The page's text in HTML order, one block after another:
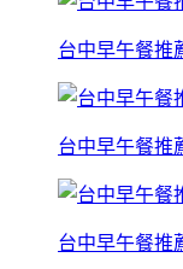
台中早午餐推
台中早午餐推
台中早午餐推